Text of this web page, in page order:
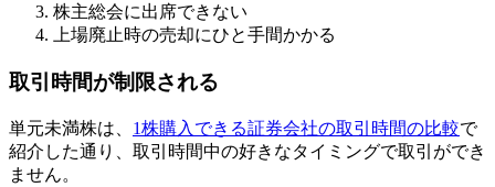
株主総会に出席できない
上場廃止時の売却にひと手間かかる
取引時間が制限される
単元未満株は、 1株購入できる証券会社の取引時間の比較で
紹介した通り、取引時間中の好きなタイミングで取引ができ
ません。